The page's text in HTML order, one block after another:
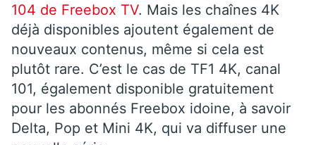
104 de Freebox TV. Mais les chaînes 4K
déjà disponibles ajoutent également de
nouveaux contenus, même si cela est
plutôt rare. C’est le cas de TF1 4K, canal
101, également disponible gratuitement
pour les abonnés Freebox idoine, à savoir
Delta, Pop et Mini 4K, qui va diffuser une